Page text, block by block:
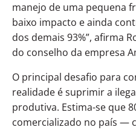
manejo de uma pequena
baixo impacto e ainda
dos demais 93%”, afirma
do conselho da empresa
O principal desafio para
realidade é suprimir a
produtiva. Estima-se que
comercializado no país —